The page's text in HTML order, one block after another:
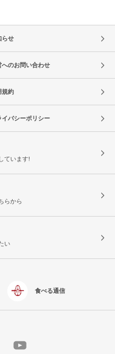
らせ
へのお問い合わせ
規約
イバシーポリシー
ています!
らから
い
食べる通信